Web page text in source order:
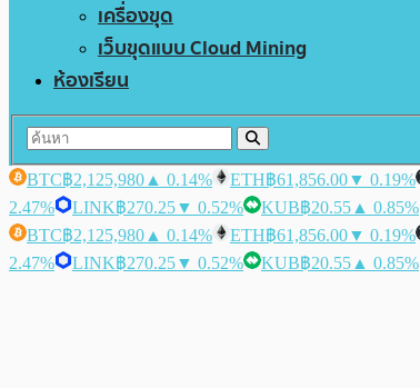
เครื่องขุด
เว็บขุดแบบ Cloud Mining
ห้องเรียน
BTC฿2,125,980 ▲ 0.14% ETH฿61,856.00▼ 0.19%
2.47%
LINK฿270.25▼ 0.52% KUB฿20.55 ▲ 0.85%
BTC฿2,125,980 ▲ 0.14% ETH฿61,856.00▼ 0.19%
2.47%
LINK฿270.25▼ 0.52% KUB฿20.55 ▲ 0.85%